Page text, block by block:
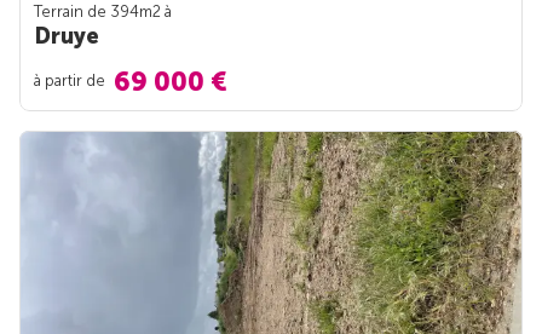
Terrain de 394m2 à
Druye
à partir de 69 000 €